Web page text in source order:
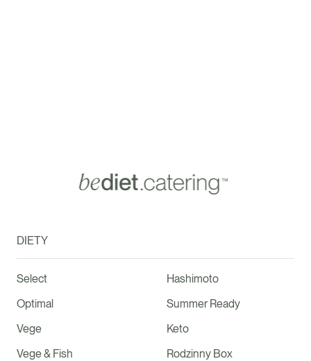
DIETY
Select
Optimal
Vege
Vege & Fish
Hashimoto
Summer Ready
Keto
Rodzinny Box